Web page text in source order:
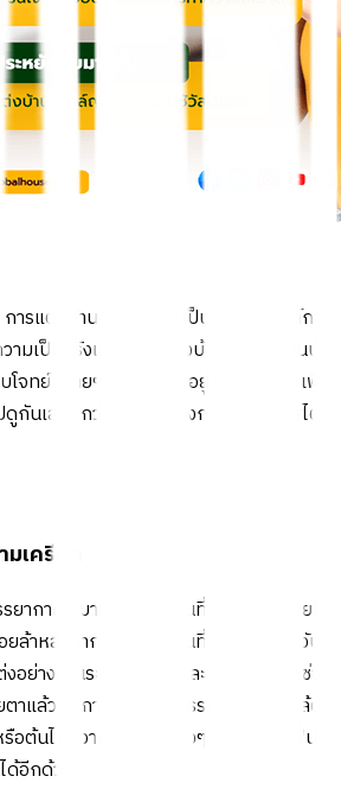
ารแต่งบ้านสไตล์ญี่ปุ่นเป็นเพียงเทรนด์การ
ามเป็นจริงแล้ว การแต่งบ้านสไตล์ญี่ปุ่นนั้น
โจทย์หลายๆ ครอบครัวอยู่ไม่น้อย และเพื่อ
ปดูกันเลยดีกว่าว่า ข้อดีของการแต่งบ้านสไตล์
เครียด
รยากาศสบายๆ และพื้นที่โล่งๆ จะช่วยให้
ล้าหลังจากนั่งอุดอู้อยู่ในที่ทำงานอยู่ทั้งวัน
งอย่างเป็นระเบียบ และโทนสีอ่อนจะช่วย
าแล้ว การได้สัมผัสธรรมชาติที่อยู่ใกล้ตัว
อต้นไม้ที่วางไว้ในมุมต่างๆ ก็จะช่วยฟื้นฟู
อีกด้วย